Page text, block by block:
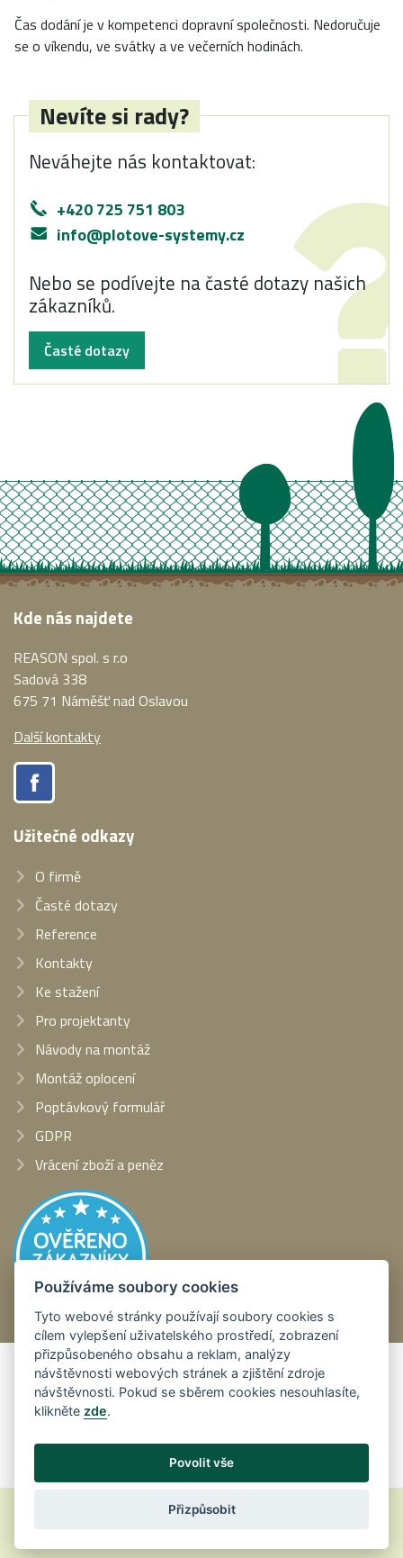
Čas dodání je v kompetenci dopravní společnosti. Nedoručuje
se o víkendu, ve svátky a ve večerních hodinách.
Nevíte si rady?
Neváhejte nás kontaktovat:
+420 725 751 803
info@plotove-systemy.cz
Nebo se podívejte na časté dotazy našich
zákazníků.
Časté dotazy
Kde nás najdete
REASON spol. s r.o
Sadová 338
675 71 Náměšť nad Oslavou
Další kontakty
Užitečné odkazy
O firmě
Časté dotazy
Reference
Kontakty
Ke stažení
Pro projektanty
Návody na montáž
Montáž oplocení
Poptávkový formulář
GDPR
Vrácení zboží a peněz
Platební metody:
Design
Používáme soubory cookies
Tyto webové stránky používají soubory cookies s
cílem vylepšení uživatelského prostředí, zobrazení
přizpůsobeného obsahu a reklam, analýzy
návštěvnosti webových stránek a zjištění zdroje
návštěvnosti. Pokud se sběrem cookies nesouhlasíte,
klikněte zde.
Povolit vše
Přizpůsobit